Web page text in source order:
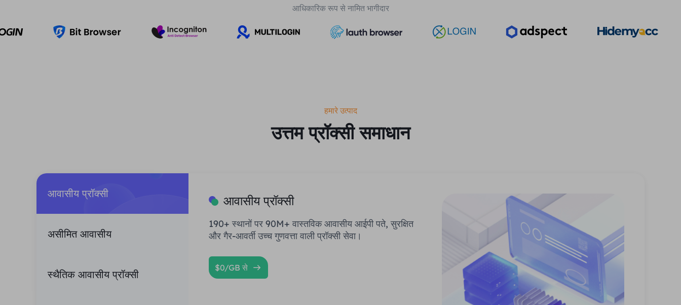
आधिकारिक रूप से नामित भागीदार
हमारे उत्पाद
उत्तम प्रॉक्सी समाधान
आवासीय प्रॉक्सी
असीमित आवासीय
स्थैतिक आवासीय प्रॉक्सी
आवासीय प्रॉक्सी
190+ स्थानों पर 90M+ वास्तविक आवासीय आईपी पते, सुरक्षित
और गैर-आवर्ती उच्च गुणवत्ता वाली प्रॉक्सी सेवा।
$0/GB से